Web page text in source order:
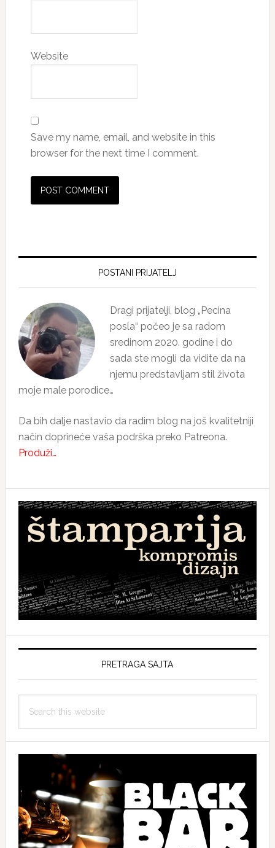
Website
Save my name, email, and website in this
browser for the next time I comment.
Primary
POSTANI PRIJATELJ
Dragi prijatelji, blog „Pecina
posla“ počeo je sa radom
sredinom 2020. godine i do
sada ste mogli da vidite da na
njemu predstavljam stil života
moje male porodice…
Da bih dalje nastavio da radim blog na još kvalitetniji
način doprineće vaša podrška preko Patreona.
Produži…
PRETRAGA SAJTA
this